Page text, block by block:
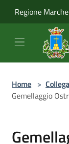
Regione Marche
Home >
Gemellaggio